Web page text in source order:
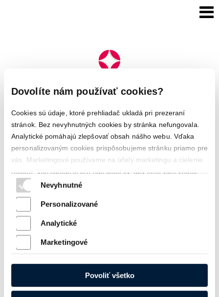
Dovolíte nám používať cookies?
Cookies sú údaje, ktoré prehliadač ukladá pri prezeraní
stránok. Bez nevyhnutných cookies by stránka nefungovala.
Analytické pomáhajú zlepšovať obsah nášho webu. Vďaka
personalizovaným cookies prispôsobujeme stránku priamo pre
vás. Marketingové používame na účely marketingu a cielenie
reklám. Váš súhlas je pre nás dôležitý, aby sme vám vedeli
ponúknuť čo najlepší obsah.
Ochrana osobných údajov a cookies
Nevyhnutné
Personalizované
Analytické
Marketingové
Povoliť všetko
stránky